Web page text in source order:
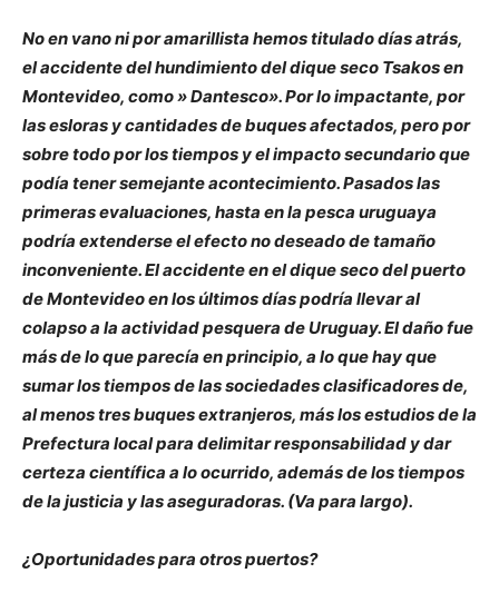
No en vano ni por amarillista hemos titulado días atrás,
el accidente del hundimiento del dique seco Tsakos en
Montevideo, como » Dantesco». Por lo impactante, por
las esloras y cantidades de buques afectados, pero por
sobre todo por los tiempos y el impacto secundario que
podía tener semejante acontecimiento. Pasados las
primeras evaluaciones, hasta en la pesca uruguaya
podría extenderse el efecto no deseado de tamaño
inconveniente. El accidente en el dique seco del puerto
de Montevideo en los últimos días podría llevar al
colapso a la actividad pesquera de Uruguay. El daño fue
más de lo que parecía en principio, a lo que hay que
sumar los tiempos de las sociedades clasificadores de,
al menos tres buques extranjeros, más los estudios de la
Prefectura local para delimitar responsabilidad y dar
certeza científica a lo ocurrido, además de los tiempos
de la justicia y las aseguradoras. (Va para largo).
¿Oportunidades para otros puertos?